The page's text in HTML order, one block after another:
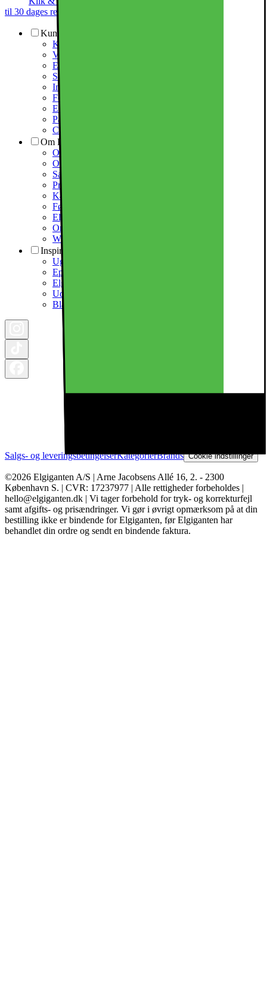
til 30 dages returret
Kundeservice
Kundeservice
Varehuse / åbningstider
Elgigantens kundefordele
Services
Information om spam/phishing-emails og SMS
Fortrydelsesret
Elgigantens privatlivspolitik
Partner
Cookiepolitik
Om Elgiganten
Om Elkjøp Nordic
Om Elgiganten
Samfundsansvar
Presseinformation
Karriere i Elgiganten
Fødevarestyrelsen smiley
Elgigantens Kundeklub
Om Elgiganten Erhverv
Whistleblowing i organisationen
Inspiration
Ugens tilbud - og andre gode priser
Epoq køkken & bryggers
Elgigantens Magasin
Udsalg
Black Friday 2026
Salgs- og leveringsbetingelserKategorierBrands Cookie indstillinger
©2026 Elgiganten A/S | Arne Jacobsens Allé 16, 2. - 2300
København S. | CVR: 17237977 | Alle rettigheder forbeholdes |
hello@elgiganten.dk | Vi tager forbehold for tryk- og korrekturfejl
samt afgifts- og prisændringer. Vi gør i øvrigt opmærksom på at din
bestilling ikke er bindende for Elgiganten, før Elgiganten har
behandlet din ordre og sendt en bindende faktura.